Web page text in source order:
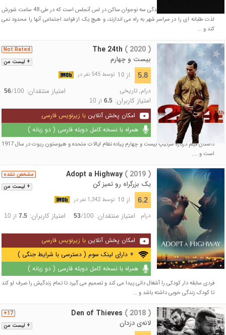
داستان این فیلم درباره‌ی زندگی سه نوجوان ساکن در لس آنجلس است که در طی 48 ساعت شورش
لذت طلبانه ای را در سراسر شهر به راه می اندازند، و هیچ یک از قواعد اجتماعی آنها را محدود نمی
کند و ...
+ لیست من
Not Rated The 24th ( 2020 )
بیست و چهارم
5.8 از 10 توسط 545 نفر در
درام, تاریخی امتیاز منتقدان: 56/100
امتیاز کاربران: 6.5از 10
امکان پخش آنلاین با زیرنویس فارسی
همراه با نسخه کامل دوبله فارسی ( دو زبانه )
داستان فیلم درباره سرتیپ بیست و چهارم پیاده نظام ایالات متحده و هیوستون ریوت در سال 1917
است و ....
+ لیست من
مشخص نشده Adopt a Highway ( 2019 )
یک بزرگراه رو تمیز کن
6.2 از 10 توسط 1,342 نفر در
درام امتیاز منتقدان: 53/100 امتیاز کاربران: 7.5از 10
امکان پخش آنلاین با زیرنویس فارسی
+ دارای لینک سوم ( دسترسی با شرایط جنگی )
همراه با نسخه کامل دوبله فارسی ( دو زبانه )
فردی سابقه دار کودکی را آشغال دانی پیدا می کند و تصمیم می گیرد تا تمام زندگیش را صرف او کند
تا کودک زندگی خوبی داشته باشد و ...
+ لیست من
17+ Den of Thieves ( 2018 )
لانه‌ی دزدان